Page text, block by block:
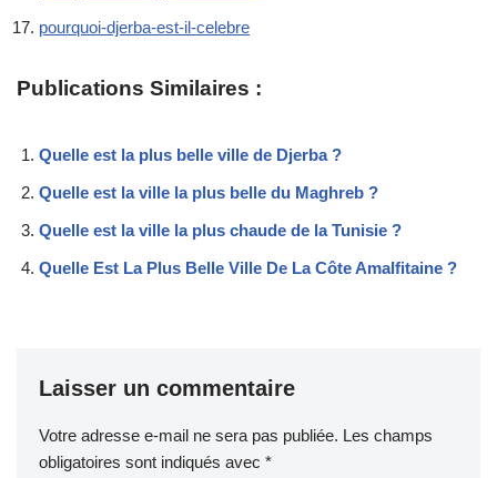
pourquoi-djerba-est-il-celebre
Publications Similaires :
Quelle est la plus belle ville de Djerba ?
Quelle est la ville la plus belle du Maghreb ?
Quelle est la ville la plus chaude de la Tunisie ?
Quelle Est La Plus Belle Ville De La Côte Amalfitaine ?
Laisser un commentaire
Votre adresse e-mail ne sera pas publiée. Les champs
obligatoires sont indiqués avec *